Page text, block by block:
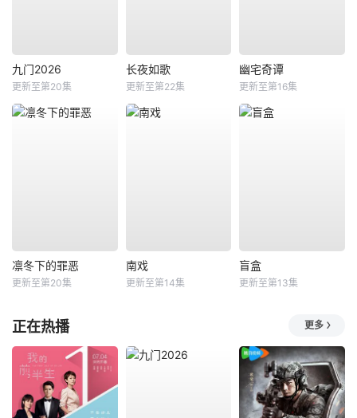
九门2026
更新至第20集
长夜如歌
更新至第22集
幽宅奇谭
更新至第16集
凛冬下的罪恶
更新至第20集
南戏
更新至第14集
盲盒
更新至第13集
正在热播 更多